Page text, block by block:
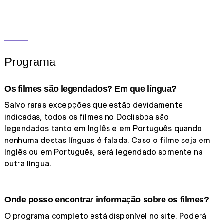
Programa
Os filmes são legendados? Em que língua?
Salvo raras excepções que estão devidamente
indicadas, todos os filmes no Doclisboa são
legendados tanto em Inglês e em Português quando
nenhuma destas línguas é falada. Caso o filme seja em
Inglês ou em Português, será legendado somente na
outra língua.
Onde posso encontrar informação sobre os filmes?
O programa completo está disponível no site. Poderá